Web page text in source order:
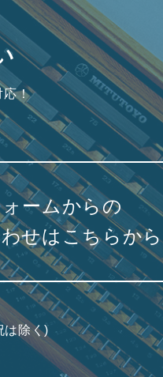
応！
ームからの
せはこちらから
は除く)